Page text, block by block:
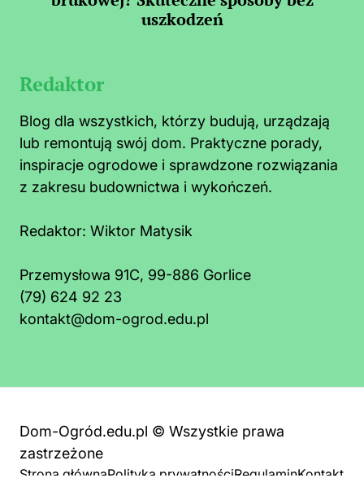
uszkodzeń
Redaktor
Blog dla wszystkich, którzy budują, urządzają
lub remontują swój dom. Praktyczne porady,
inspiracje ogrodowe i sprawdzone rozwiązania
z zakresu budownictwa i wykończeń.
Redaktor: Wiktor Matysik
Przemysłowa 91C, 99-886 Gorlice
(79) 624 92 23
kontakt@dom-ogrod.edu.pl
Dom-Ogród.edu.pl © Wszystkie prawa
zastrzeżone
Strona głównaPolityka prywatnościRegulaminKontakt